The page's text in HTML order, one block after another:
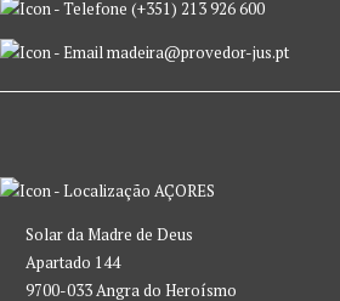
(+351) 213 926 600
madeira@provedor-jus.pt
AÇORES
Solar da Madre de Deus
Apartado 144
9700-033 Angra do Heroísmo